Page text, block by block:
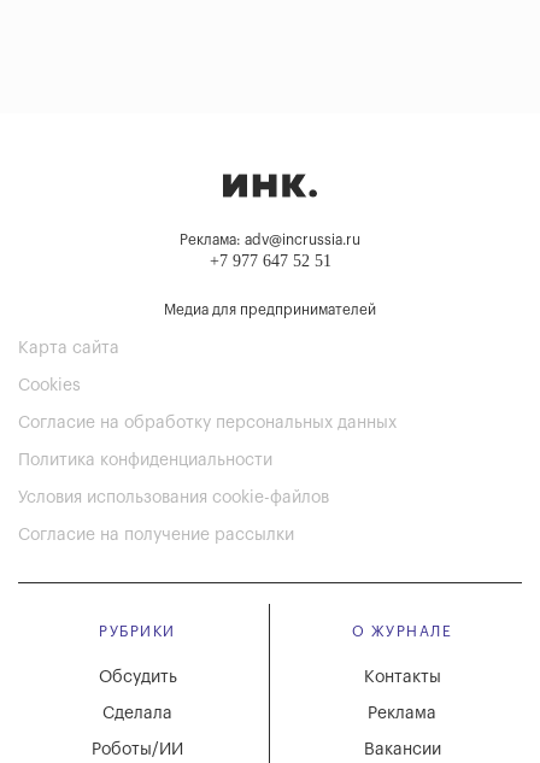
Реклама: adv@incrussia.ru
+7 977 647 52 51
Медиа для предпринимателей
Карта сайта
Cookies
Согласие на обработку персональных данных
Политика конфиденциальности
Условия использования cookie-файлов
Согласие на получение рассылки
РУБРИКИ
Обсудить
Сделала
Роботы/ИИ
О ЖУРНАЛЕ
Вакансии
Реклама
Контакты